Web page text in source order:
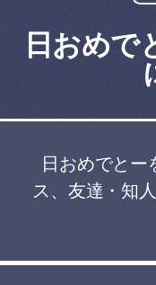
日おめで
日おめでとー
ス、友達・知